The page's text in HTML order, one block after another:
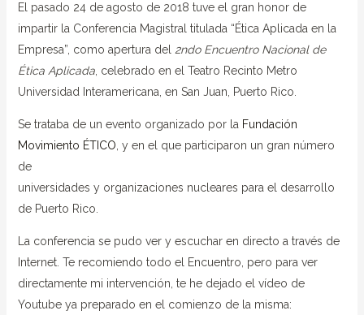
El pasado 24 de agosto de 2018 tuve el gran honor de
impartir la Conferencia Magistral titulada “Ética Aplicada en la
Empresa”, como apertura del 2ndo Encuentro Nacional de
Ética Aplicada, celebrado en el Teatro Recinto Metro
Universidad Interamericana, en San Juan, Puerto Rico.
Se trataba de un evento organizado por la Fundación
Movimiento ÉTICO, y en el que participaron un gran número
de
universidades y organizaciones nucleares para el desarrollo
de Puerto Rico.
La conferencia se pudo ver y escuchar en directo a través de
Internet. Te recomiendo todo el Encuentro, pero para ver
directamente mi intervención, te he dejado el vídeo de
Youtube ya preparado en el comienzo de la misma: